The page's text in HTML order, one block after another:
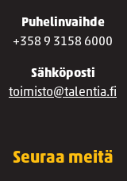
Puhelinvaihde
+358 9 3158 6000
Sähköposti
toimisto@talentia.fi
Seuraa meitä